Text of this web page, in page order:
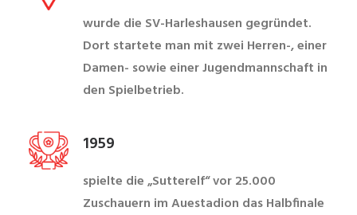
wurde die SV-Harleshausen gegründet.
Dort startete man mit zwei Herren-, einer
Damen- sowie einer Jugendmannschaft in
den Spielbetrieb.
1959
spielte die „Sutterelf“ vor 25.000
Zuschauern im Auestadion das Halbfinale